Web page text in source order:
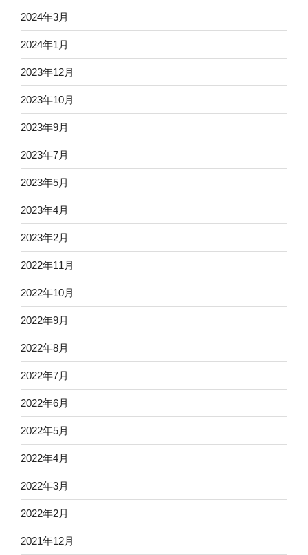
2024年3月
2024年1月
2023年12月
2023年10月
2023年9月
2023年7月
2023年5月
2023年4月
2023年2月
2022年11月
2022年10月
2022年9月
2022年8月
2022年7月
2022年6月
2022年5月
2022年4月
2022年3月
2022年2月
2021年12月